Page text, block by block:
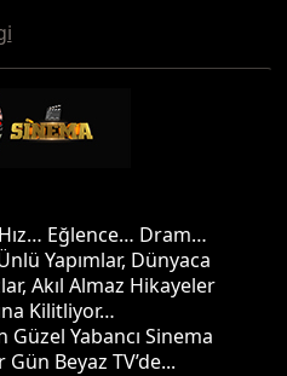
Eğlence… Dram…
Yapımlar, Dünyaca
Akıl Almaz Hikayeler
Kilitliyor…
Yabancı Sinema
Gün Beyaz TV’de...